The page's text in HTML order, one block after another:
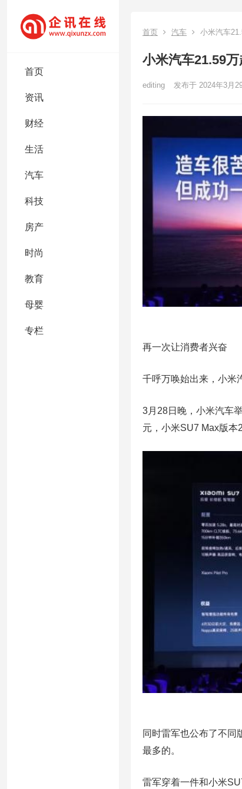
首页
资讯
财经
生活
汽车
科技
房产
时尚
教育
母婴
专栏
首页 汽车 小米汽车
小米汽车21.59
editing 发布于 2024年3月
再一次让消费者兴奋
千呼万唤始出来，小米
3月28日晚，小米汽车
元，小米SU7 Max版本
同时雷军也公布了不同
最多的。
雷军穿着一件和小米